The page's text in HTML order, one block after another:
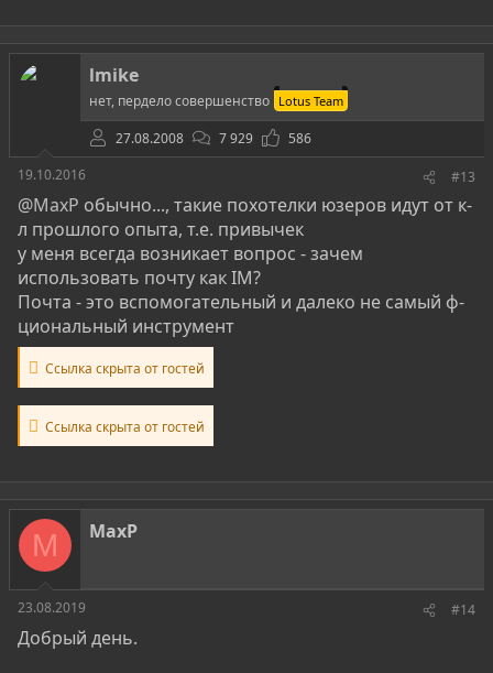
lmike
нет, пердело совершенство Lotus Team
27.08.2008 7 929
586
19.10.2016
#13
@MaxP обычно..., такие похотелки юзеров идут от к-
л прошлого опыта, т.е. привычек
у меня всегда возникает вопрос - зачем
использовать почту как IM?
Почта - это вспомогательный и далеко не самый ф-
циональный инструмент
Ссылка скрыта от гостей
Ссылка скрыта от гостей
M MaxP
23.08.2019 #14
Добрый день.